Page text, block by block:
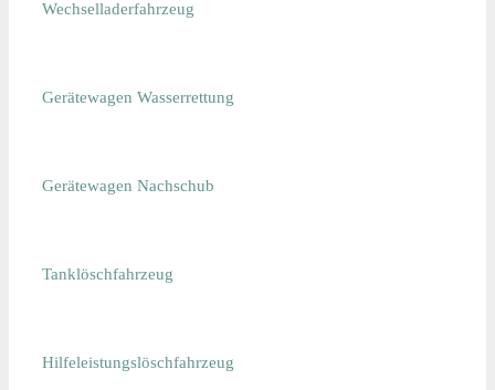
Wechselladerfahrzeug
Gerätewagen Wasserrettung
Gerätewagen Nachschub
Tanklöschfahrzeug
Hilfeleistungslöschfahrzeug